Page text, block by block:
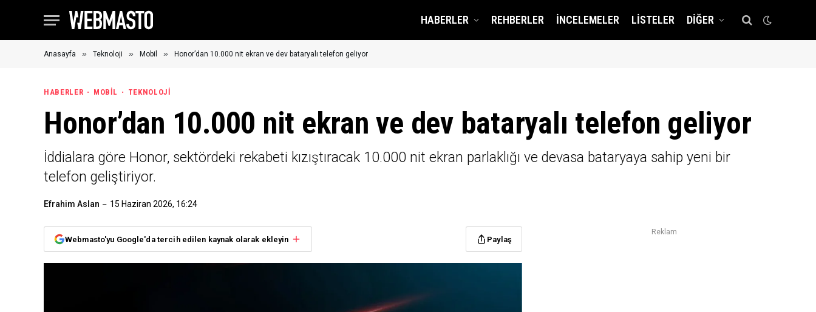
HABERLER REHBERLER İNCELEMELER LISTELER DIĞER
Anasayfa » Teknoloji » Mobil » Honor’dan 10.000 nit ekran ve dev bataryalı telefon geliyor
HABERLER MOBIL TEKNOLOJI
Honor’dan 10.000 nit ekran ve dev bataryalı telefon geliyor
İddialara göre Honor, sektördeki rekabeti kızıştıracak 10.000 nit ekran parlaklığı ve devasa bataryaya sahip yeni bir
telefon geliştiriyor.
Efrahim Aslan 15 Haziran 2026, 16:24
Webmasto'yu Google'da tercih edilen kaynak olarak ekleyin Paylaş
Reklam